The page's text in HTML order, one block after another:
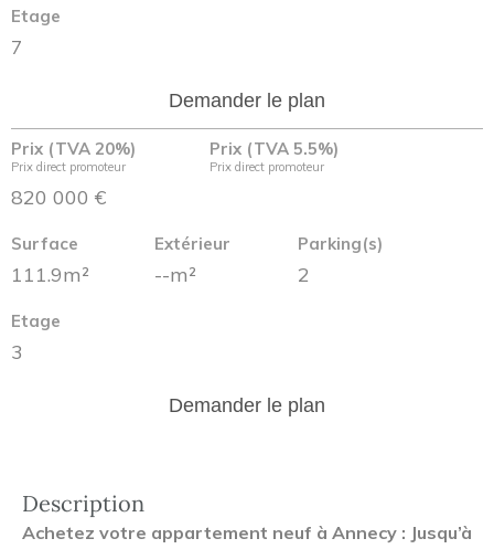
Etage
7
Demander le plan
Prix (TVA 20%)
Prix direct promoteur
820 000 €
Prix (TVA 5.5%)
Prix direct promoteur
Surface
111.9m²
Extérieur
--m²
Parking(s)
2
Etage
3
Demander le plan
Description
Achetez votre appartement neuf à Annecy : Jusqu’à